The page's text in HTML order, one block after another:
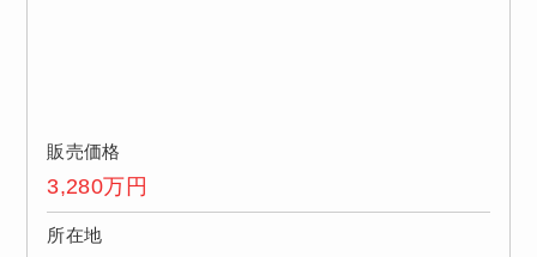
販売価格
3,280万円
所在地